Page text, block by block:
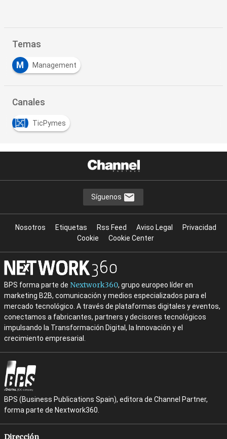
Temas
M Management
Canales
TicPymes
Síguenos
Nosotros Etiquetas Rss Feed Aviso Legal
Privacidad
Cookie
Cookie Center
BPS forma parte de Nextwork360, grupo europeo líder en
marketing B2B, comunicación y medios especializados para el
mercado tecnológico. A través de plataformas digitales y eventos,
conectamos a fabricantes, partners y decisores tecnológicos
impulsando la Transformación Digital, la Innovación y el
crecimiento empresarial.
BPS (Business Publications Spain), editora de Channel Partner,
forma parte de Nextwork360.
Dirección